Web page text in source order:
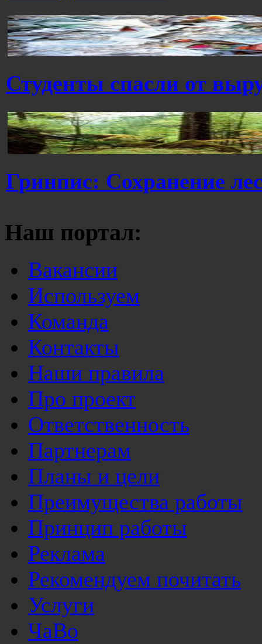
Студенты спасли от
Гринпис: Сохранение
Наш портал:
Вакансии
Используем
Команда
Контакты
Наши правила
Про проект
Ответственность
Партнерам
Планы и цели
Преимущества работы
Принцип работы
Реклама
Рекомендуем почитать
Услуги
ЧаВо